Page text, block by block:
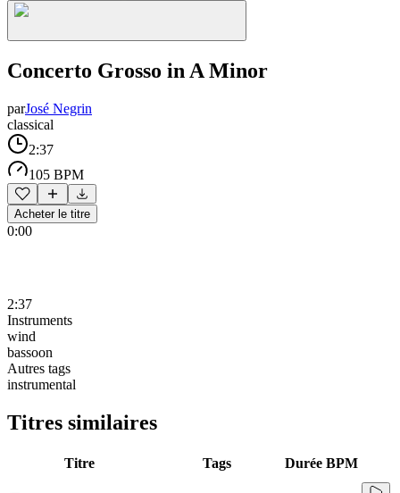
Concerto Grosso in A Minor
parJosé Negrin
classical
2:37
105 BPM
Acheter le titre
0:00
2:37
Instruments
wind
bassoon
Autres tags
instrumental
Titres similaires
Titre Tags Durée BPM